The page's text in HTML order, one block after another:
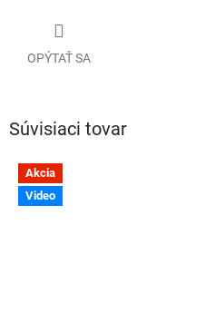
OPÝTAŤ SA
Súvisiaci tovar
Akcia
Video